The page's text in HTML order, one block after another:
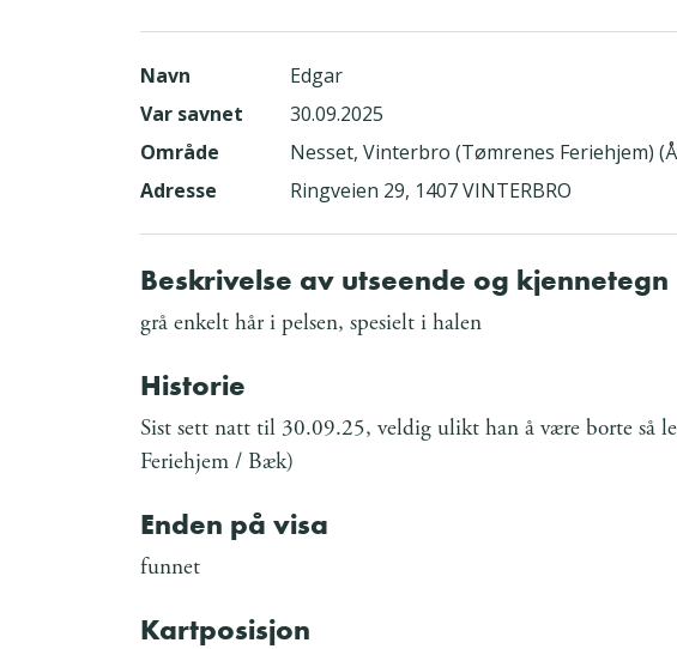
Navn
Edgar
Var savnet
30.09.2025
Område
Nesset, Vinterbro (Tømrenes Feriehjem)
Adresse
Ringveien 29, 1407 VINTERBRO
Beskrivelse av utseende og kjennetegn
grå enkelt hår i pelsen, spesielt i halen
Historie
Sist sett natt til 30.09.25, veldig ulikt han å være borte så
Feriehjem / Bæk)
Enden på visa
funnet
Kartposisjon